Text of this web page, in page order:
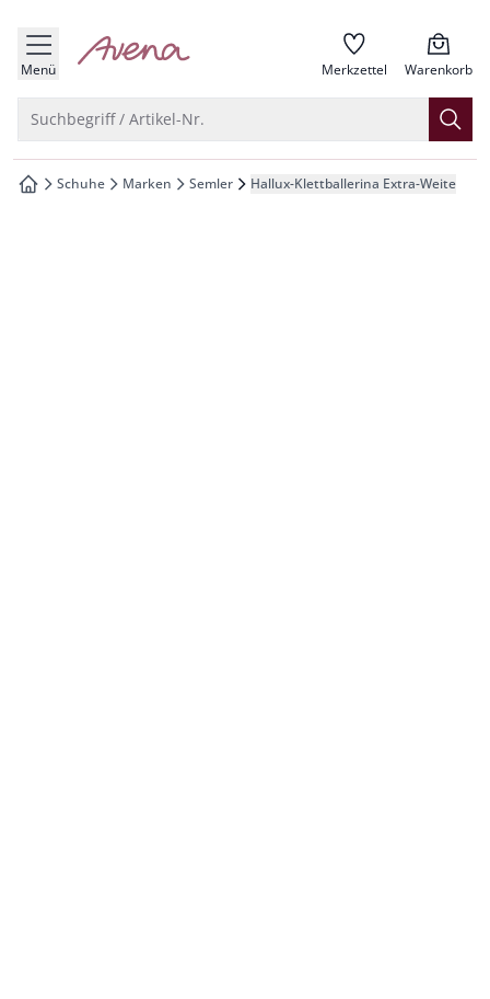
springen
springen
springen
springen
Menü zur Startseite Merkzettel Warenkorb
Suchbegriff / Artikel-Nr.
zur Startseite
Schuhe Marken Semler Hallux-Klettballerina Extra-Weite